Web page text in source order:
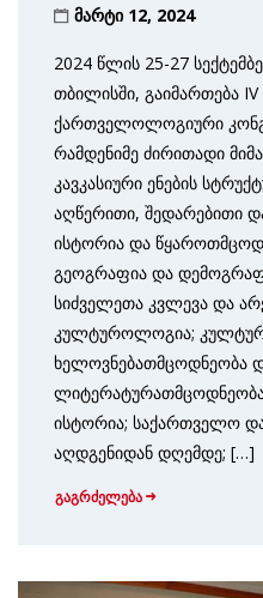
მარტი 12, 2024
2024 წლის 25-27
თბილისში, გაიმართება
ქართველოლოგიური
რამდენიმე ძირითადი
კავკასიური ენების
აღწერითი, შედარებითი
ისტორია და
გეოგრაფია და
სიძველეთა კვლევა და
კულტუროლოგია;
ხელოვნებათმცოდნეობა
ისტორია; საქართველო
აღდგენიდან დღემდე; […]
გაგრძელება